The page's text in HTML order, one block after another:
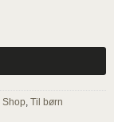
Shop Til børn